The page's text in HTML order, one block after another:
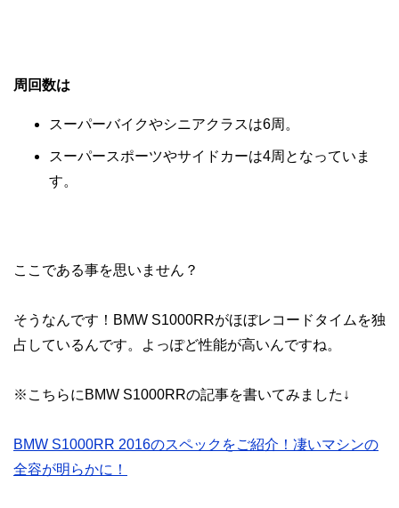
周回数は
スーパーバイクやシニアクラスは6周。
スーパースポーツやサイドカーは4周となっていま
す。
ここである事を思いません？
そうなんです！BMW S1000RRがほぼレコードタイムを独
占しているんです。よっぽど性能が高いんですね。
※こちらにBMW S1000RRの記事を書いてみました↓
BMW S1000RR 2016のスペックをご紹介！凄いマシンの
全容が明らかに！